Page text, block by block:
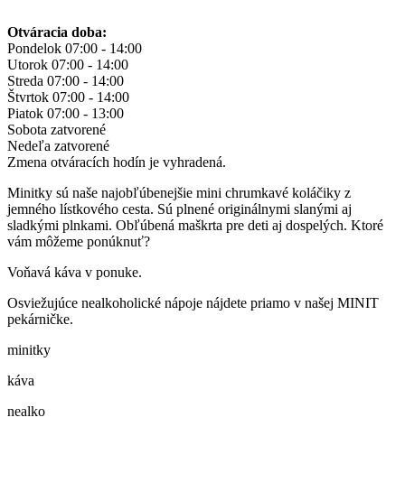
Otváracia doba:
Pondelok 07:00 - 14:00
Utorok 07:00 - 14:00
Streda 07:00 - 14:00
Štvrtok 07:00 - 14:00
Piatok 07:00 - 13:00
Sobota zatvorené
Nedeľa zatvorené
Zmena otváracích hodín je vyhradená.
Minitky sú naše najobľúbenejšie mini chrumkavé koláčiky z
jemného lístkového cesta. Sú plnené originálnymi slanými aj
sladkými plnkami. Obľúbená maškrta pre deti aj dospelých. Ktoré
vám môžeme ponúknuť?
Voňavá káva v ponuke.
Osviežujúce nealkoholické nápoje nájdete priamo v našej MINIT
pekárničke.
minitky
káva
nealko